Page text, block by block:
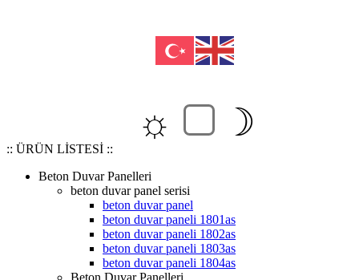
☼ ☽
:: ÜRÜN LİSTESİ ::
Beton Duvar Panelleri
beton duvar panel serisi
beton duvar panel
beton duvar paneli 1801as
beton duvar paneli 1802as
beton duvar paneli 1803as
beton duvar paneli 1804as